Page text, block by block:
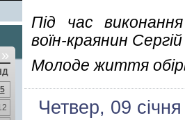
»
5
Під час
воїн-краянин
Молоде життя
Четвер, 09